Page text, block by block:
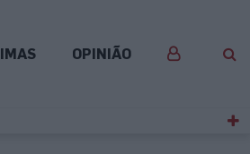
OPINIÃO